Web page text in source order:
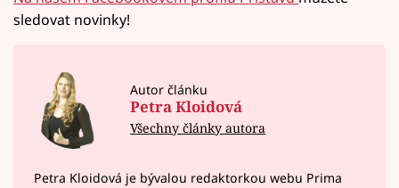
sledovat novinky!
Autor článku
Petra Kloidová
Všechny články autora
Petra Kloidová je bývalou redaktorkou webu Prima